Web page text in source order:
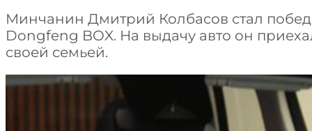
Минчанин Дмитрий Колбасов стал
Dongfeng BOX. На выдачу авто он
своей семьей.